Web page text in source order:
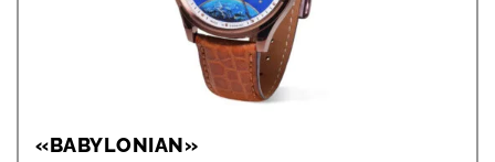
«BABYLONIAN»